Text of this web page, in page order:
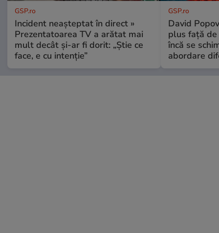
GSP.ro
Incident neașteptat în direct »
Prezentatoarea TV a arătat mai
mult decât și-ar fi dorit: „Știe ce
face, e cu intenție”
GSP.ro
David
plus față de
încă se
abordare